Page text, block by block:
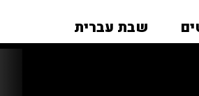
שבת עברית